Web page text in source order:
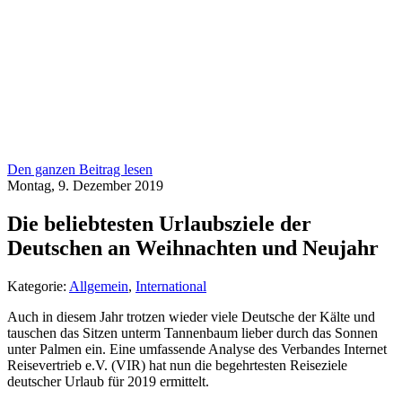
Den ganzen Beitrag lesen
Montag, 9. Dezember 2019
Die beliebtesten Urlaubsziele der
Deutschen an Weihnachten und Neujahr
Kategorie: Allgemein, International
Auch in diesem Jahr trotzen wieder viele Deutsche der Kälte und
tauschen das Sitzen unterm Tannenbaum lieber durch das Sonnen
unter Palmen ein. Eine umfassende Analyse des Verbandes Internet
Reisevertrieb e.V. (VIR) hat nun die begehrtesten Reiseziele
deutscher Urlaub für 2019 ermittelt.